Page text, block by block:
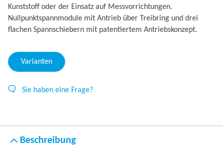
Kunststoff oder der Einsatz auf Messvorrichtungen.
Nullpunktspannmodule mit Antrieb über Treibring und drei
flachen Spannschiebern mit patentiertem Antriebskonzept.
Varianten
Sie haben eine Frage?
Beschreibung